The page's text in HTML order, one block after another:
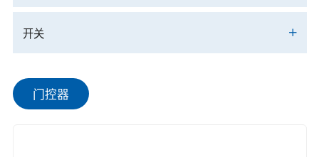
开关
门控器